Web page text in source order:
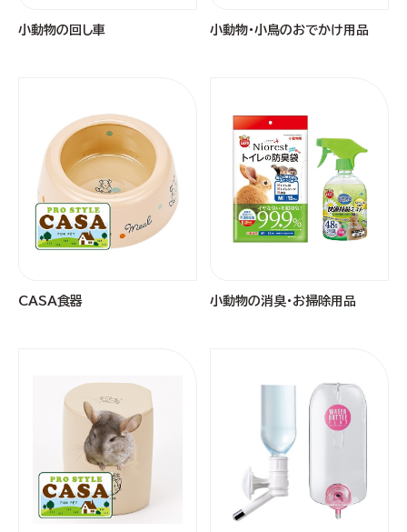
小動物の回し車 小動物・小鳥のおでかけ用品
CASA食器 小動物の消臭・お掃除用品